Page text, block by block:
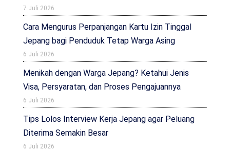
7 Juli 2026
Cara Mengurus Perpanjangan Kartu Izin Tinggal
Jepang bagi Penduduk Tetap Warga Asing
6 Juli 2026
Menikah dengan Warga Jepang? Ketahui Jenis
Visa, Persyaratan, dan Proses Pengajuannya
6 Juli 2026
Tips Lolos Interview Kerja Jepang agar Peluang
Diterima Semakin Besar
6 Juli 2026